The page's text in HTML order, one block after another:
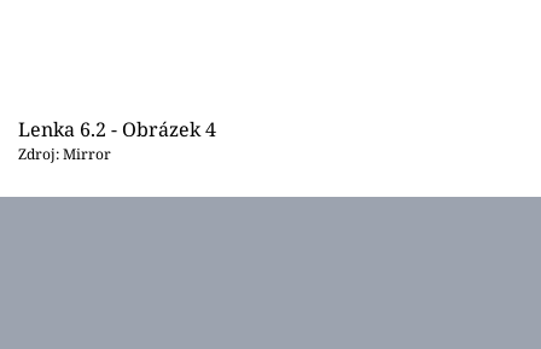
Lenka 6.2 - Obrázek 4
Zdroj: Mirror